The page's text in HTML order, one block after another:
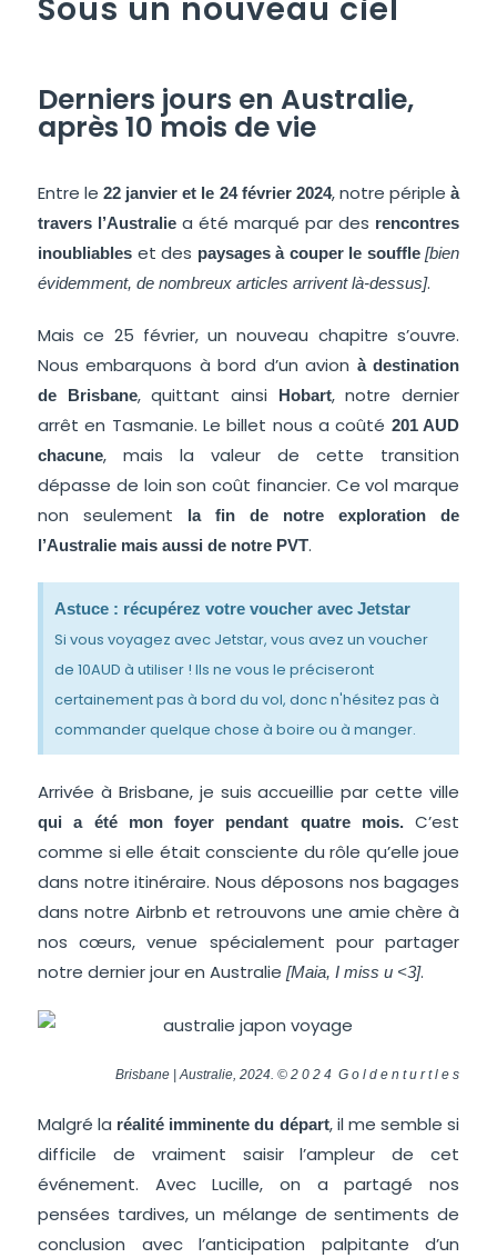
Sous un nouveau ciel
Derniers jours en Australie,
après 10 mois de vie
Entre le22 janvier et le 24 février 2024, notre péripleà
travers l’Australie a été marqué par des rencontres
inoubliables et des paysages à couper le souffle [bien
évidemment, de nombreux articles arrivent là-dessus].
Mais ce 25 février, un nouveau chapitre s’ouvre.
Nous embarquons à bord d’un avion à destination
de Brisbane, quittant ainsi Hobart, notre dernier
arrêt en Tasmanie. Le billet nous a coûté 201 AUD
chacune, mais la valeur de cette transition
dépasse de loin son coût financier. Ce vol marque
non seulement la fin de notre exploration de
l’Australie mais aussi de notre PVT.
Astuce : récupérez votre voucher avec Jetstar
Si vous voyagez avec Jetstar, vous avez un voucher
de 10AUD à utiliser ! Ils ne vous le préciseront
certainement pas à bord du vol, donc n'hésitez pas à
commander quelque chose à boire ou à manger.
Arrivée à Brisbane, je suis accueillie par cette ville
qui a été mon foyer pendant quatre mois.C’est
comme si elle était consciente du rôle qu’elle joue
dans notre itinéraire. Nous déposons nos bagages
dans notre Airbnb et retrouvons une amie chère à
nos cœurs, venue spécialement pour partager
notre dernier jour en Australie [Maia, I miss u <3].
Brisbane | Australie, 2024. © 2 0 2 4 G o l d e n t u r t l e s
Malgré la réalité imminente du départ, il me semble si
difficile de vraiment saisir l’ampleur de cet
événement. Avec Lucille, on a partagé nos
pensées tardives, un mélange de sentiments de
conclusion avec l’anticipation palpitante d’un